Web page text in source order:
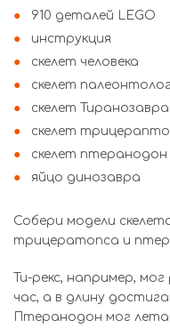
910 деталей LEGO
инструкция
скелет человека
скелет
скелет Тиранозавра
скелет
скелет птеранодон
яйцо динозавра
Собери модели
трицератопса и
Ти-рекс, например,
час, а в длину
Птеранодон мог